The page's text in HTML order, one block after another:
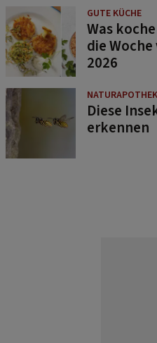
GUTE KÜCHE
Was
die
2026
Diese
erkennen